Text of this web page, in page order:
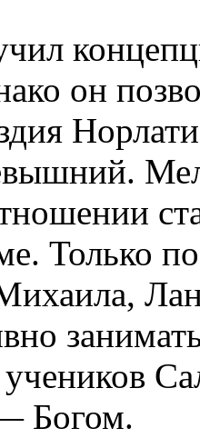
он
Только
Богом.